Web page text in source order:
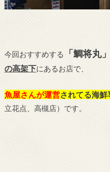
今回おすすめする 「鯛将丸」
の高架下にあるお店で、
魚屋さんが運営されてる海
立花点、高槻店）です。